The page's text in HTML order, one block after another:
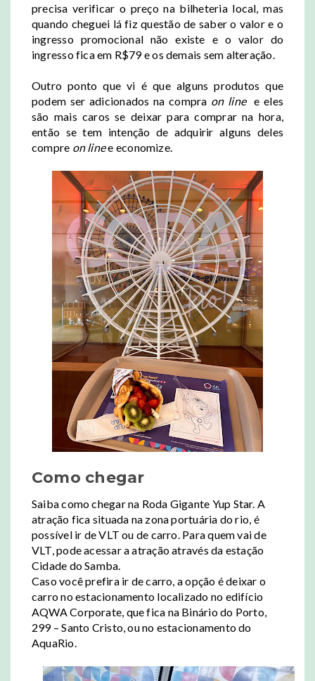
precisa verificar o preço na bilheteria local, mas
quando cheguei lá fiz questão de saber o valor e o
ingresso promocional não existe e o valor do
ingresso fica em R$79 e os demais sem alteração.
Outro ponto que vi é que alguns produtos que
podem ser adicionados na compra on linee eles
são mais caros se deixar para comprar na hora,
então se tem intenção de adquirir alguns deles
compre on linee economize.
Como chegar
Saiba como chegar na Roda Gigante Yup Star. A
atração fica situada na zona portuária do rio, é
possível ir de VLT ou de carro. Para quem vai de
VLT, pode acessar a atração através da estação
Cidade do Samba.
Caso você prefira ir de carro, a opção é deixar o
carro no estacionamento localizado no edifício
AQWA Corporate, que fica na Binário do Porto,
299 – Santo Cristo, ou no estacionamento do
AquaRio.